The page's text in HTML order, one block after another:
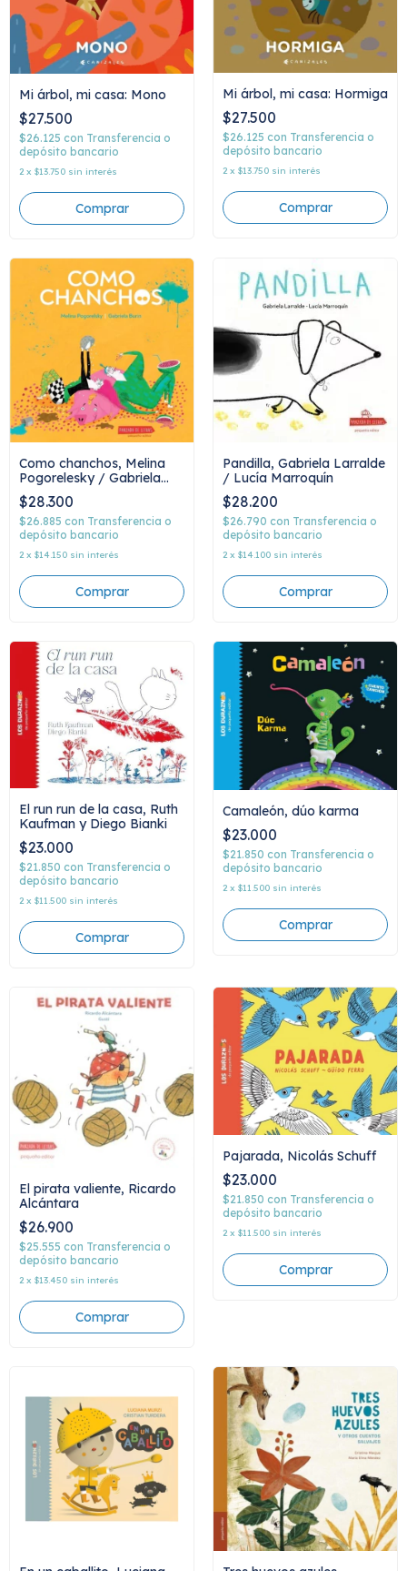
Mi árbol, mi casa: Mono
$27.500
$26.125 con Transferencia o
depósito bancario
2 x $13.750 sin interés
Mi árbol, mi casa: Hormiga
$27.500
$26.125 con Transferencia o
depósito bancario
2 x $13.750 sin interés
Como chanchos, Melina
Pogorelesky / Gabriela
Burin
$28.300
$26.885 con Transferencia o
depósito bancario
2 x $14.150 sin interés
Pandilla, Gabriela Larralde
/ Lucía Marroquín
$28.200
$26.790 con Transferencia o
depósito bancario
2 x $14.100 sin interés
El run run de la casa, Ruth
Kaufman y Diego Bianki
$23.000
$21.850 con Transferencia o
depósito bancario
2 x $11.500 sin interés
Camaleón, dúo karma
$23.000
$21.850 con Transferencia o
depósito bancario
2 x $11.500 sin interés
El pirata valiente, Ricardo
Alcántara
$26.900
$25.555 con Transferencia o
depósito bancario
2 x $13.450 sin interés
Pajarada, Nicolás Schuff
$23.000
$21.850 con Transferencia o
depósito bancario
2 x $11.500 sin interés